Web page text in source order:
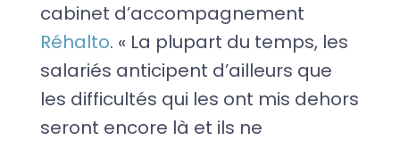
cabinet d’accompagnement
Réhalto. « La plupart du temps, les
salariés anticipent d’ailleurs que
les difficultés qui les ont mis dehors
seront encore là et ils ne